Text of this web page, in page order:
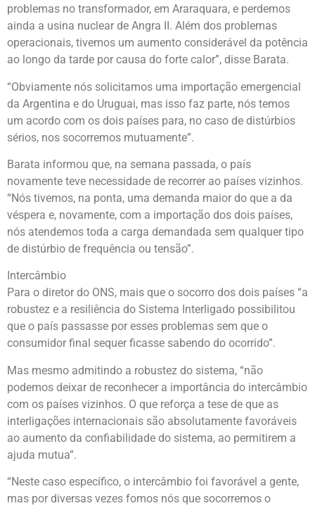
problemas no transformador, em Araraquara, e perdemos
ainda a usina nuclear de Angra II. Além dos problemas
operacionais, tivemos um aumento considerável da potência
ao longo da tarde por causa do forte calor”, disse Barata.
“Obviamente nós solicitamos uma importação emergencial
da Argentina e do Uruguai, mas isso faz parte, nós temos
um acordo com os dois países para, no caso de distúrbios
sérios, nos socorremos mutuamente”.
Barata informou que, na semana passada, o país
novamente teve necessidade de recorrer ao países vizinhos.
“Nós tivemos, na ponta, uma demanda maior do que a da
véspera e, novamente, com a importação dos dois países,
nós atendemos toda a carga demandada sem qualquer tipo
de distúrbio de frequência ou tensão”.
Intercâmbio
Para o diretor do ONS, mais que o socorro dos dois países “a
robustez e a resiliência do Sistema Interligado possibilitou
que o país passasse por esses problemas sem que o
consumidor final sequer ficasse sabendo do ocorrido”.
Mas mesmo admitindo a robustez do sistema, “não
podemos deixar de reconhecer a importância do intercâmbio
com os países vizinhos. O que reforça a tese de que as
interligações internacionais são absolutamente favoráveis
ao aumento da confiabilidade do sistema, ao permitirem a
ajuda mutua”.
“Neste caso específico, o intercâmbio foi favorável a gente,
mas por diversas vezes fomos nós que socorremos o